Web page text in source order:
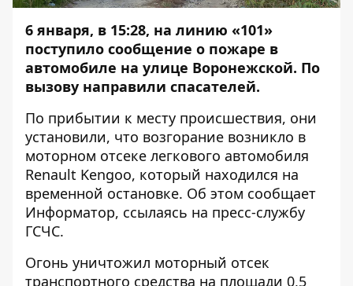
6 января, в 15:28, на линию «101»
поступило сообщение о пожаре в
автомобиле на улице Воронежской. По
вызову направили спасателей.
По прибытии к месту происшествия, они
установили, что возгорание возникло в
моторном отсеке легкового автомобиля
Renault Kengoo, который находился на
временной остановке. Об этом сообщает
Информатор, ссылаясь на пресс-службу
ГСЧС.
Огонь уничтожил моторный отсек
транспортного средства на площади 0,5